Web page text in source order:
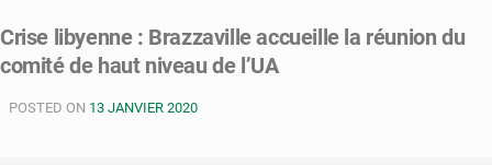
abriter
le
sommet
Crise libyenne : Brazzaville accueille la réunion du
comité de haut niveau de l’UA
POSTED ON 13 JANVIER 2020